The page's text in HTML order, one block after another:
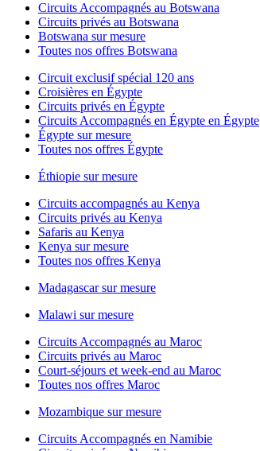
Circuits Accompagnés au Botswana
Circuits privés au Botswana
Botswana sur mesure
Toutes nos offres Botswana
Circuit exclusif spécial 120 ans
Croisières en Égypte
Circuits privés en Égypte
Circuits Accompagnés en Égypte en Égypte
Égypte sur mesure
Toutes nos offres Égypte
Éthiopie sur mesure
Circuits accompagnés au Kenya
Circuits privés au Kenya
Safaris au Kenya
Kenya sur mesure
Toutes nos offres Kenya
Madagascar sur mesure
Malawi sur mesure
Circuits Accompagnés au Maroc
Circuits privés au Maroc
Court-séjours et week-end au Maroc
Toutes nos offres Maroc
Mozambique sur mesure
Circuits Accompagnés en Namibie